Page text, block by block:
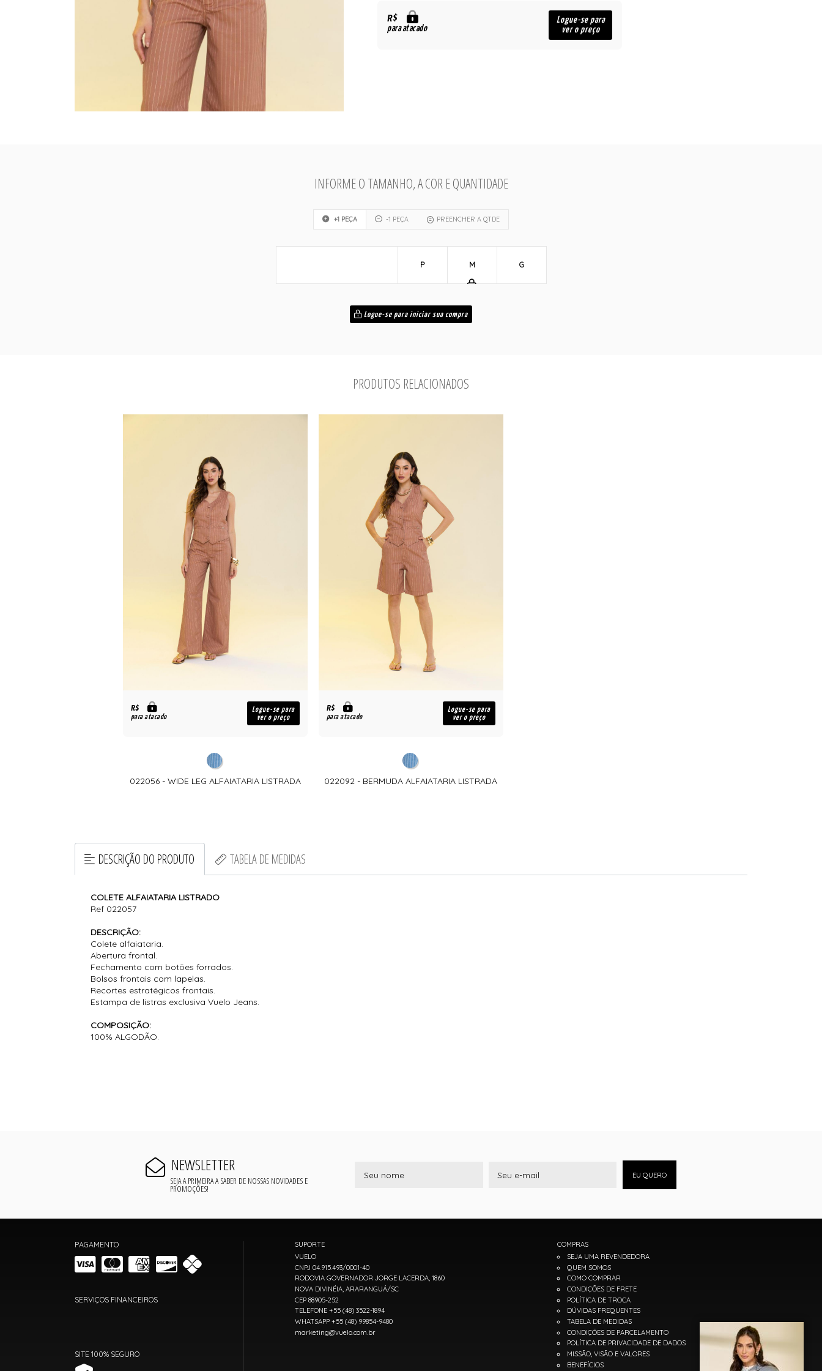
R$
para atacado
Logue-se para
ver o preço
INFORME O TAMANHO, A COR E QUANTIDADE
+1 PEÇA -1 PEÇA PREENCHER A QTDE
P M G
Logue-se para iniciar sua compra
PRODUTOS RELACIONADOS
R$
para atacado
Logue-se para
ver o preço
022056 - WIDE LEG ALFAIATARIA LISTRADA
R$
para atacado
Logue-se para
ver o preço
022092 - BERMUDA ALFAIATARIA LISTRADA
DESCRIÇÃO DO PRODUTO TABELA DE MEDIDAS
COLETE ALFAIATARIA LISTRADO
Ref 022057
DESCRIÇÃO:
Colete alfaiataria.
Abertura frontal.
Fechamento com botões forrados.
Bolsos frontais com lapelas.
Recortes estratégicos frontais.
Estampa de listras exclusiva Vuelo Jeans.
COMPOSIÇÃO:
100% ALGODÃO.
NEWSLETTER
SEJA A PRIMEIRA A SABER DE NOSSAS NOVIDADES E
PROMOÇÕES!
EU QUERO
PAGAMENTO
SERVIÇOS FINANCEIROS
SITE 100% SEGURO
SUPORTE
VUELO
CNPJ 04.915.493/0001-40
RODOVIA GOVERNADOR JORGE LACERDA, 1860
NOVA DIVINÉIA, ARARANGUÁ/SC
CEP 88905-252
TELEFONE +55 (48) 3522-1894
WHATSAPP +55 (48) 99854-9480
marketing@vuelo.com.br
COMPRAS
SEJA UMA REVENDEDORA
QUEM SOMOS
COMO COMPRAR
CONDIÇÕES DE FRETE
POLÍTICA DE TROCA
DÚVIDAS FREQUENTES
TABELA DE MEDIDAS
CONDIÇÕES DE PARCELAMENTO
POLÍTICA DE PRIVACIDADE DE DADOS
MISSÃO, VISÃO E VALORES
BENEFÍCIOS